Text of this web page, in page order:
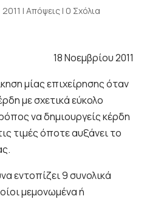
2011 | Απόψεις| 0 Σχόλια
18 Νοεμβρίου 2011
μίας επιχείρησης όταν
με σχετικά εύκολο
να δημιουργείς κέρδη
τιμές όποτε αυξάνει το
εντοπίζει 9 συνολικά
μεμονωμένα ή